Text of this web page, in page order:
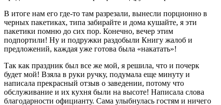
В итоге нам его где-то там разрезали, вынесли порционно в
черных пакетиках, типа забирайте и дома кушайте, я эти
пакетики помню до сих пор. Конечно, вечер этим
подпортили! Ну и подружки раздобыли Книгу жалоб и
предложений, каждая уже готова была «накатать»!
Так как праздник был все же мой, я решила, что и почерк
будет мой! Взяла в руки ручку, подумала еще минуту и
написала прекрасный отзыв о заведении, потому что
обслуживание и их кухня были на высоте! Написала слова
благодарности официанту. Сама улыбнулась гостям и ничего